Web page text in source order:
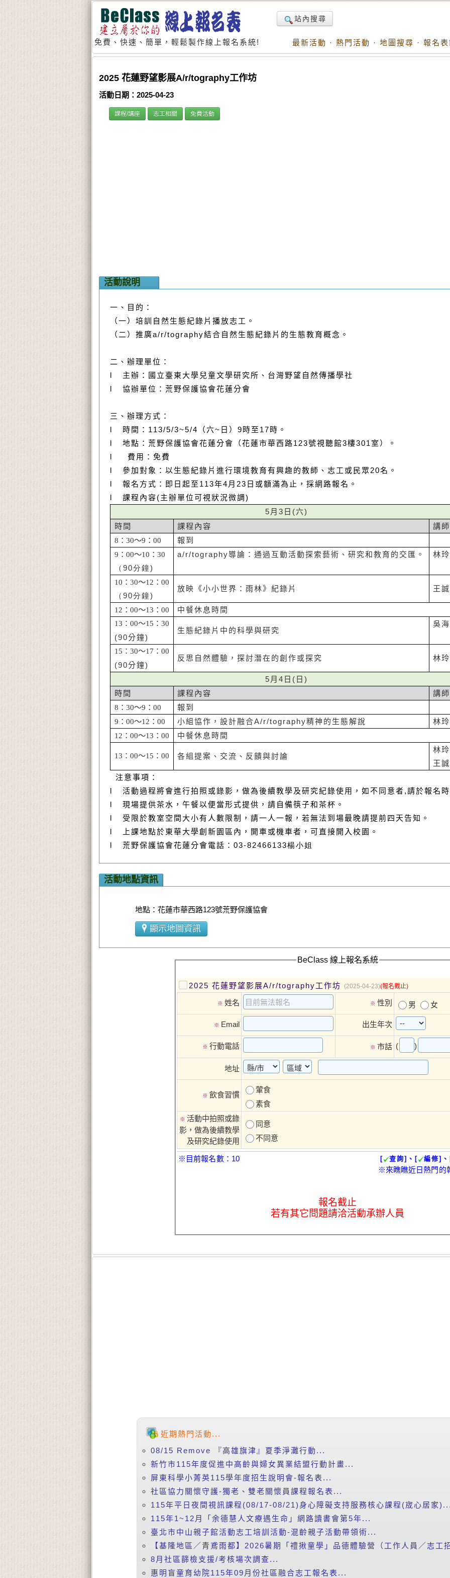
免費、快速、簡單，輕鬆製作線上報名系統!
站內搜尋
最新活動 · 熱門活動 · 地圖搜尋 · 報名
2025 花蓮野望影展A/r/tography工作坊
活動日期：2025-04-23
課程/講座 志工相關 免費活動
活動說明
一、目的：
（一）培訓自然生態紀錄片播放志工。
（二）推廣a/r/tography結合自然生態紀錄片的生態教育概念。
二、辦理單位：
l
主辦：國立臺東大學兒童文學研究所、台灣野望自然傳播學社
l
協辦單位：荒野保護協會花蓮分會
三、辦理方式：
l
時間： 113/5/3~5/4 （六~ 日） 9 時至 17 時。
l
地點：荒野保護協會花蓮分會（花蓮市華西路123號視聽館3樓301 室）。
l
費用：免費
l
參加對象：以生態紀錄片進行環境教育有興趣的教師、志工或民眾 20名。
l
報名方式：即日起至 113年4 月 23 日或額滿為止，採網路報名。
l
課程內容(主辦單位可視狀況微調 )
5 月 3 日 (六)
時間
課程內容
講師
8：30～9：00
報到
9：00～10：30
（90分鐘)
a/r/tography導論：通過互動活動探索藝術、研究和教育的交匯。 林
10：30～12：00
（90分鐘)
放映《小小世界：雨林》紀錄片 王
12：00～13：00 中餐休息時間
13：00～15：30
(90分鐘)
生態紀錄片中的科學與研究
吳
15：30～17：00
(90分鐘)
反思自然體驗，探討潛在的創作或探究 林
5 月 4 日 ( 日 )
時間
課程內容
講師
8：30～9：00
報到
9：00～12：00
小組協作，設計融合A/r/tography精神的生態解說
林
12：00～13：00
中餐休息時間
13：00～15：00 各組提案、交流、反饋與討論
林
王
注意事項：
l
活動過程將會進行拍照或錄影，做為後續教學及研究紀錄使用，如不同意者,請於報名
l
現場提供茶水，午餐以便當形式提供，請自備筷子和茶杯。
l
受限於教室空間大小有人數限制，請一人一報，若無法到場最晚請提前四天告知。
l
上課地點於東華大學創新園區內，開車或機車者，可直接開入校園。
l
荒野保護協會花蓮分會電話： 03-82466133楊小姐
活動地點資訊
地點：花蓮市華西路123號荒野保護協會
顯示地圖資訊
BeClass 線上報名系統
2025 花蓮野望影展A/r/tography工作坊 (2025-04-23)(報名截止)
※ 姓名 ※ 性別 男 女
※ Email 出生年次
※ 行動電話 ※ 市話 ( )
地址
※ 飲食習慣
葷食
素食
※ 活動中拍照或錄
影，做為後續教學
及研究紀錄使用
同意
不同意
※目前報名數：10 [ 查詢]、[ 編修]
※來瞧瞧近日熱門的
報名截止
若有其它問題請洽活動承辦人員
近期熱門活動...
08/15 Remove 『高雄旗津』夏季淨灘行動...
新竹市115年度促進中高齡與婦女異業結盟行動計畫...
屏東科學小菁英115學年度招生說明會-報名表...
社區協力關懷守護-獨老、雙老關懷員課程報名表...
115年平日夜間視訊課程(08/17-08/21)身心障礙支持服務核心課程(宬心居家
115年1~12月「余德慧人文療遇生命」網路讀書會第5年...
臺北市中山親子館活動志工培訓活動-混齡親子活動帶領術...
【基隆地區／青鳶雨都】2026暑期「禮揪童學」品德體驗營（工作人員／志工
8月社區篩檢支援/考核場次調查...
惠明盲童育幼院115年09月份社區融合志工報名表...